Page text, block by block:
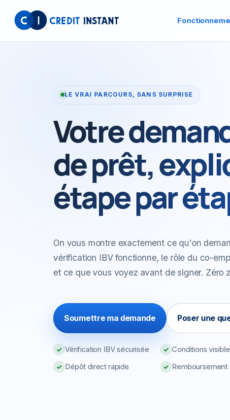
LE VRAI PARCOURS, SANS SURPRISE
Votre
de prêt,
étape par
On vous montre exactement ce qu'on
vérification IBV fonctionne, le rôle du co-
et ce que vous voyez avant de signer. Zéro
Soumettre ma demande Poser une
✓ Vérification IBV sécurisée ✓ Conditions
✓ Dépôt direct rapide ✓ Remboursement